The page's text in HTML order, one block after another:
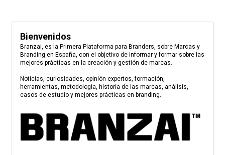
Bienvenidos
Branzai, es la Primera Plataforma para Branders, sobre Marcas y
Branding en España, con el objetivo de informar y formar sobre las
mejores prácticas en la creación y gestión de marcas.
Noticias, curiosidades, opinión expertos, formación,
herramientas, metodología, historia de las marcas, análisis,
casos de estudio y mejores prácticas en branding.